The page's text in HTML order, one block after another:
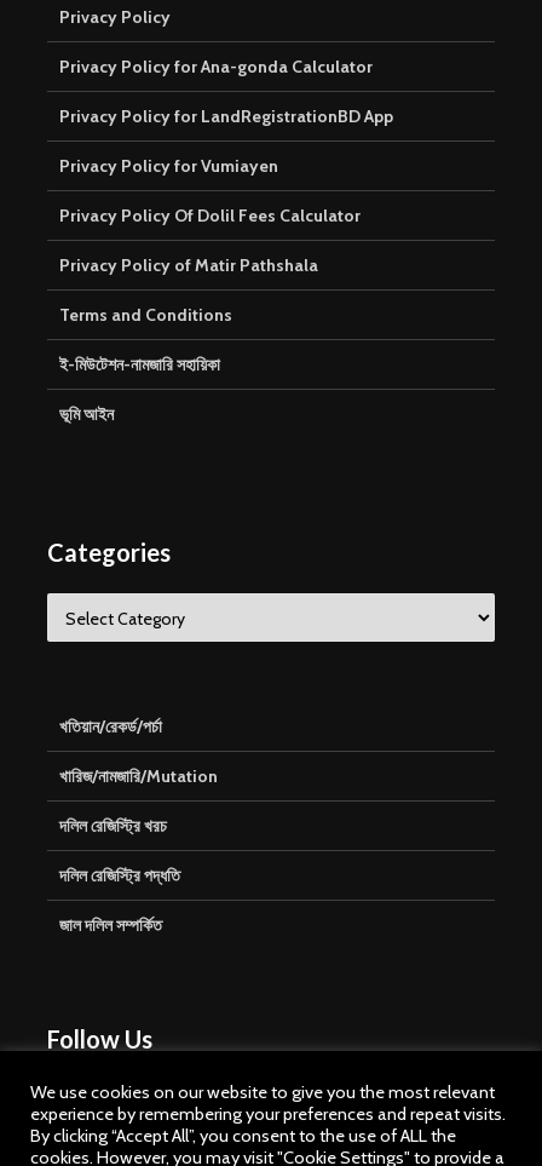
Privacy Policy
Privacy Policy for Ana-gonda Calculator
Privacy Policy for LandRegistrationBD App
Privacy Policy for Vumiayen
Privacy Policy Of Dolil Fees Calculator
Privacy Policy of Matir Pathshala
Terms and Conditions
ই-মিউটেশন-নামজারি সহায়িকা
ভূমি আইন
Categories
খতিয়ান/রেকর্ড/পর্চা
খারিজ/নামজারি/Mutation
দলিল রেজিস্ট্রি খরচ
দলিল রেজিস্ট্রি পদ্ধতি
জাল দলিল সম্পর্কিত
Follow Us
We use cookies on our website to give you the most relevant
experience by remembering your preferences and repeat visits.
By clicking “Accept All”, you consent to the use of ALL the
cookies. However, you may visit "Cookie Settings" to provide a